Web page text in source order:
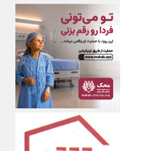
اکوفارس
اکونگار
اکونیوز
الف
انتشار آنلاین
اندیشه قرن
اندیشه معاصر
اندیشه ها
انرژی پرس